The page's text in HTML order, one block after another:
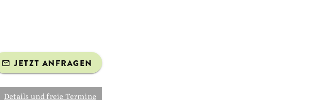
JETZT ANFRAGEN
Details und freie Termine